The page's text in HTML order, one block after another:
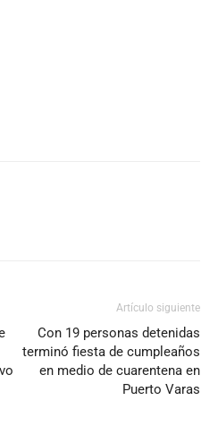
Artículo siguiente
Con 19 personas detenidas
terminó fiesta de cumpleaños
en medio de cuarentena en
Puerto Varas